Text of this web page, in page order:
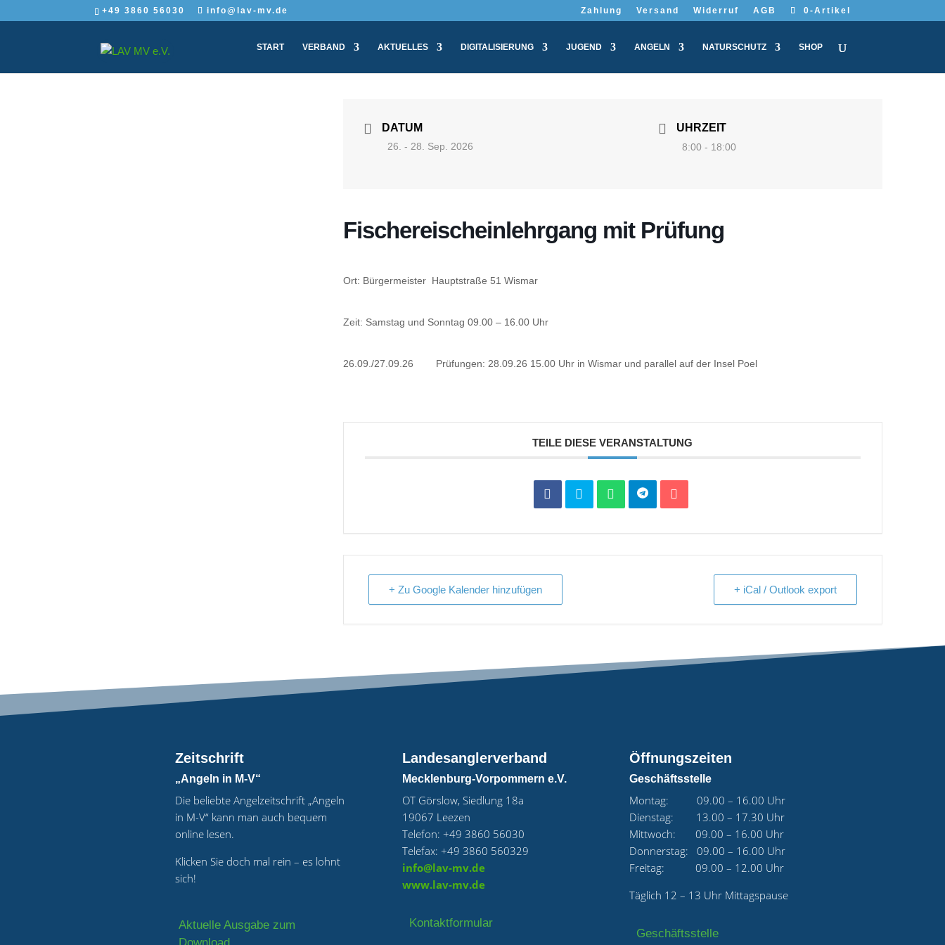
+49 3860 56030 info@lav-mv.de Zahlung Versand Widerruf AGB 0-Artikel
START VERBAND AKTUELLES DIGITALISIERUNG JUGEND ANGELN NATURSCHUTZ SHOP
DATUM
26. - 28. Sep. 2026
UHRZEIT
8:00 - 18:00
Fischereischeinlehrgang mit Prüfung
Ort: Bürgermeister Hauptstraße 51 Wismar
Zeit: Samstag und Sonntag 09.00 – 16.00 Uhr
26.09./27.09.26 Prüfungen: 28.09.26 15.00 Uhr in Wismar und parallel auf der Insel Poel
TEILE DIESE VERANSTALTUNG
+ Zu Google Kalender hinzufügen + iCal / Outlook export
Zeitschrift
„Angeln in M-V“
Die beliebte Angelzeitschrift „Angeln
in M-V“ kann man auch bequem
online lesen.
Klicken Sie doch mal rein – es lohnt
sich!
Aktuelle Ausgabe zum
Landesanglerverband
Mecklenburg-Vorpommern e.V.
OT Görslow, Siedlung 18a
19067 Leezen
Telefon: +49 3860 56030
Telefax: +49 3860 560329
info@lav-mv.de
www.lav-mv.de
Kontaktformular
Öffnungszeiten
Geschäftsstelle
Montag: 09.00 – 16.00 Uhr
Dienstag: 13.00 – 17.30 Uhr
Mittwoch: 09.00 – 16.00 Uhr
Donnerstag: 09.00 – 16.00 Uhr
Freitag: 09.00 – 12.00 Uhr
Täglich 12 – 13 Uhr Mittagspause
Geschäftsstelle